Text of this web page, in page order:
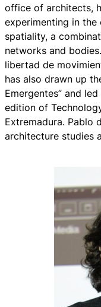
office of architects,
experimenting in
spatiality, a
networks and
libertad de
has also drawn up
Emergentes” and
edition of
Extremadura. Pablo
architecture studies